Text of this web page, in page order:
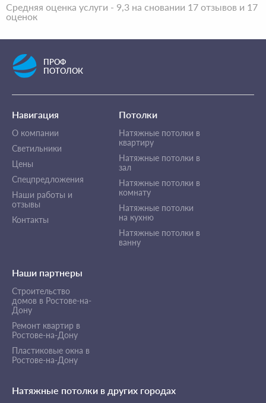
Средняя оценка услуги - 9,3 на сновании 17 отзывов и 17
оценок
ПРОФ
ПОТОЛОК
Навигация
О компании
Светильники
Цены
Спецпредложения
Наши работы и
отзывы
Контакты
Потолки
Натяжные потолки в
квартиру
Натяжные потолки в
зал
Натяжные потолки в
комнату
Натяжные потолки
на кухню
Натяжные потолки в
ванну
Наши партнеры
Строительство
домов в Ростове-на-
Дону
Ремонт квартир в
Ростове-на-Дону
Пластиковые окна в
Ростове-на-Дону
Натяжные потолки в других городах